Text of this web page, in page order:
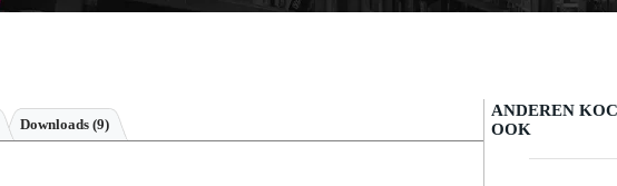
Downloads (9)
ANDEREN
OOK